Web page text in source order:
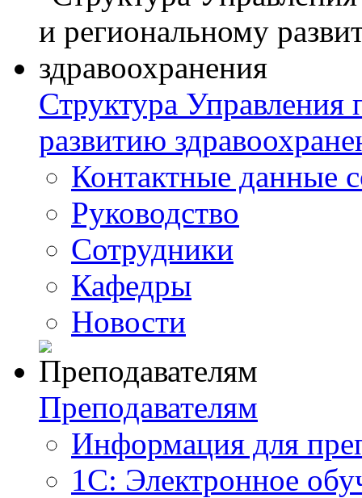
Структура
развитию
Контактные данные
Руководство
Сотрудники
Кафедры
Новости
Преподавателям
Информация для
1С: Электронное